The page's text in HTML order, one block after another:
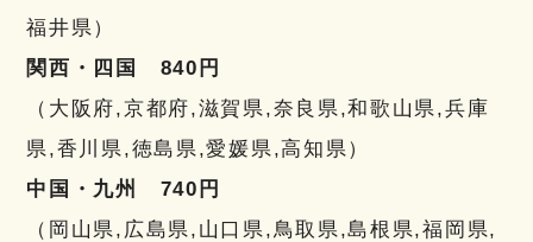
福井県）
関西・四国 840円
（大阪府,京都府,滋賀県,奈良県,和歌山県,兵庫
県,香川県,徳島県,愛媛県,高知県）
中国・九州 740円
（岡山県,広島県,山口県,鳥取県,島根県,福岡県,